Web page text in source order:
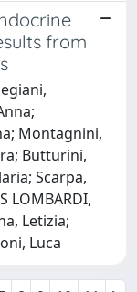
from
Montagnini,
Butturini,
Scarpa,
LOMBARDI,
Letizia;
Luca